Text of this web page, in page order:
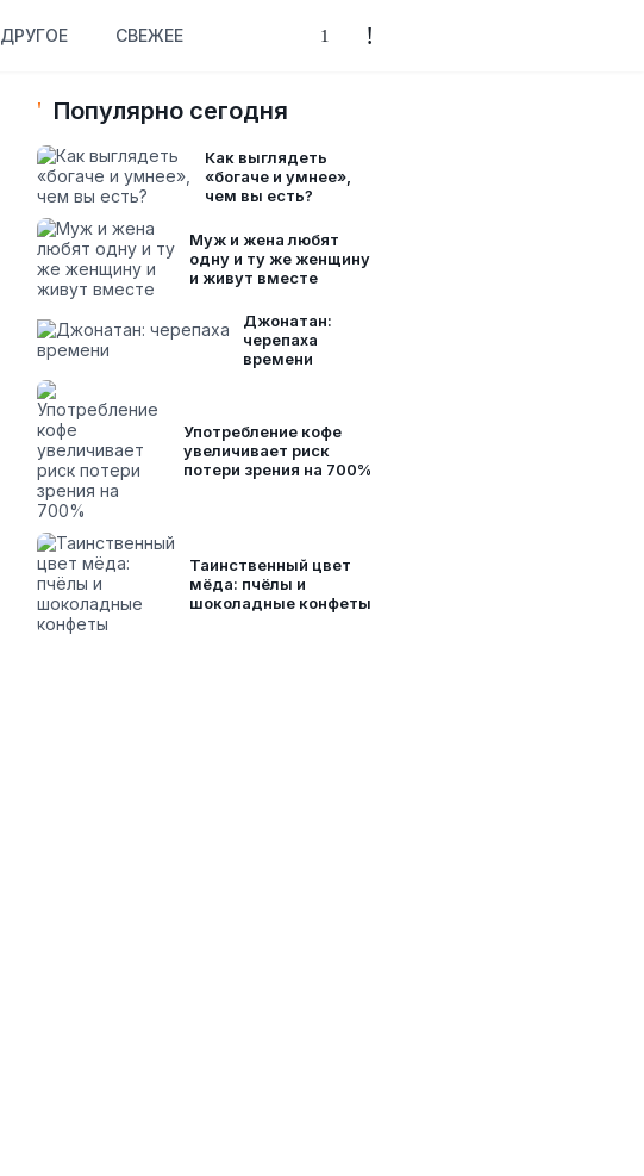
ДРУГОЕ СВЕЖЕЕ
Популярно сегодня
Как выглядеть
«богаче и умнее»,
чем вы есть?
Муж и жена любят
одну и ту же женщину
и живут вместе
Джонатан:
черепаха
времени
Употребление кофе
увеличивает риск
потери зрения на 700%
Таинственный цвет
мёда: пчёлы и
шоколадные конфеты